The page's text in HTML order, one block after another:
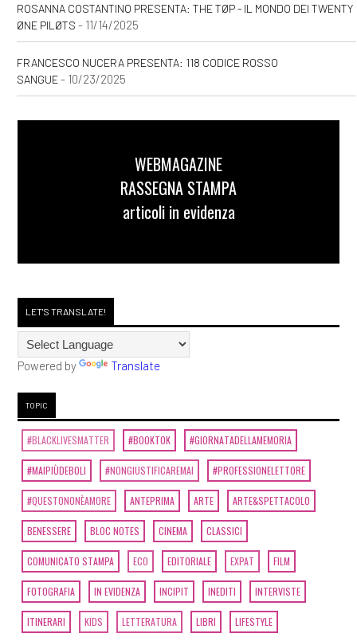
ROSANNA COSTANTINO PRESENTA: THE TØP - IL MONDO DEI TWENTY
ØNE PILØTS - 11/14/2025
FRANCESCO NUCERA PRESENTA: 118 CODICE ROSSO
SANGUE- 10/23/2025
WEBMAGAZINE
RASSEGNA STAMPA
articoli in evidenza
LET'S TRANSLATE!
Powered by Translate
TOPIC
#BLACKLIVESMATTER #BOOKTOK #GIORNATADELLAMEMORIA
#MAIPIÙDEBOLI #NONGIUSTIFICAREMAI #PROFESSIONELETTORE
#QUESTONONÈAMORE ANTEPRIMA ARTE ARTE&SPETTACOLO
BENESSERE BLOC NOTES CINEMA CLASSICI
COMUNICATO STAMPA ECO EDITORIALE EXPAT FILM
FOTOGRAFIA IN EVIDENZA INCIPIT INEDITI INTERVISTE
ITINERARI KIDS LETTERATURA LIBRI LIFESTYLE